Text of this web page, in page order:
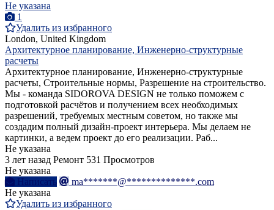
Не указана
1
Удалить из избранного
London, United Kingdom
Архитектурное планирование, Инженерно-структурные
расчеты
Архитектурное планирование, Инженерно-структурные
расчеты, Строительные нормы, Разрешение на строительство.
Мы - команда SIDOROVA DESIGN не только поможем с
подготовкой расчётов и получением всех необходимых
разрешений, требуемых местным советом, но также мы
создадим полный дизайн-проект интерьера. Мы делаем не
картинки, а ведем проект до его реализации. Раб...
Не указана
3 лет назад Ремонт 531 Просмотров
Не указана
Написать
ma*******@**************.com
Не указана
Удалить из избранного